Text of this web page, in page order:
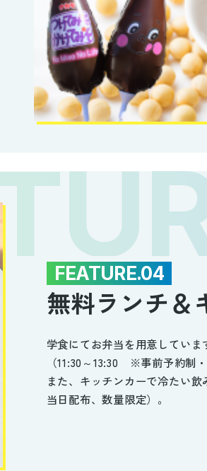
FEATURE.04
無料ランチ＆
学食にてお弁当を用意していま
（11:30～13:30 ※事前予約制
また、キッチンカーで冷たい
当日配布、数量限定）。